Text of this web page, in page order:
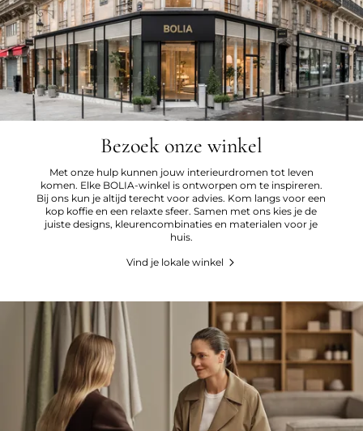
Bezoek onze winkel
Met onze hulp kunnen jouw interieurdromen tot leven
komen. Elke BOLIA-winkel is ontworpen om te inspireren.
Bij ons kun je altijd terecht voor advies. Kom langs voor een
kop koffie en een relaxte sfeer. Samen met ons kies je de
juiste designs, kleurencombinaties en materialen voor je
huis.
Vind je lokale winkel